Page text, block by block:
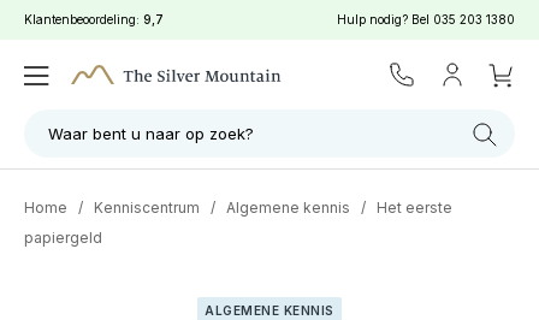
Klantenbeoordeling: 9,7 Hulp nodig? Bel 035 203 1380
Waar bent u naar op zoek?
Home / Kenniscentrum / Algemene kennis /
Het eerste
papiergeld
ALGEMENE KENNIS